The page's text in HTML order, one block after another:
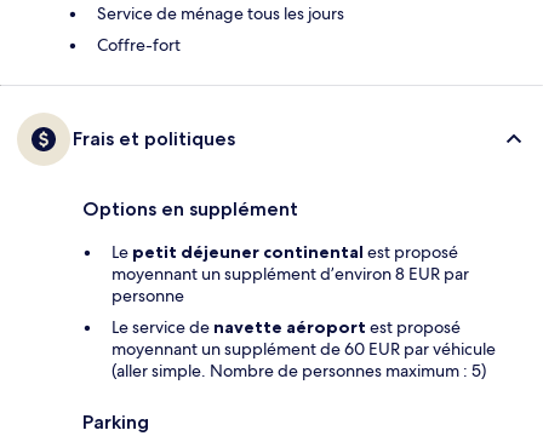
Service de ménage tous les jours
Coffre-fort
Frais et politiques
Options en supplément
Le petit déjeuner continental est proposé
moyennant un supplément d’environ 8 EUR par
personne
Le service de navette aéroport est proposé
moyennant un supplément de 60 EUR par véhicule
(aller simple. Nombre de personnes maximum : 5)
Parking